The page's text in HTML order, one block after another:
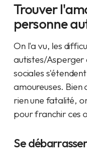
Trouver
personne
On l'a vu, les
autistes/Asperger
sociales
amoureuses. Bien
rien une fatalité,
pour franchir ces
Se